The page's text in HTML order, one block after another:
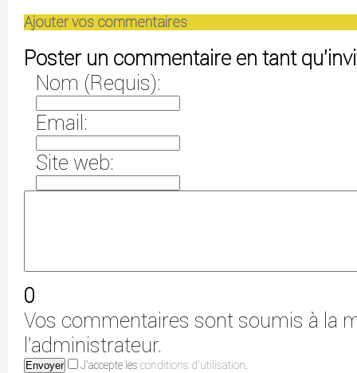
Ajouter vos commentaires
Poster un commentaire en tant
Nom (Requis):
Email:
Site web:
0
Vos commentaires sont soumis à la
l'administrateur.
Envoyer J'accepte les conditions d'utilisation.